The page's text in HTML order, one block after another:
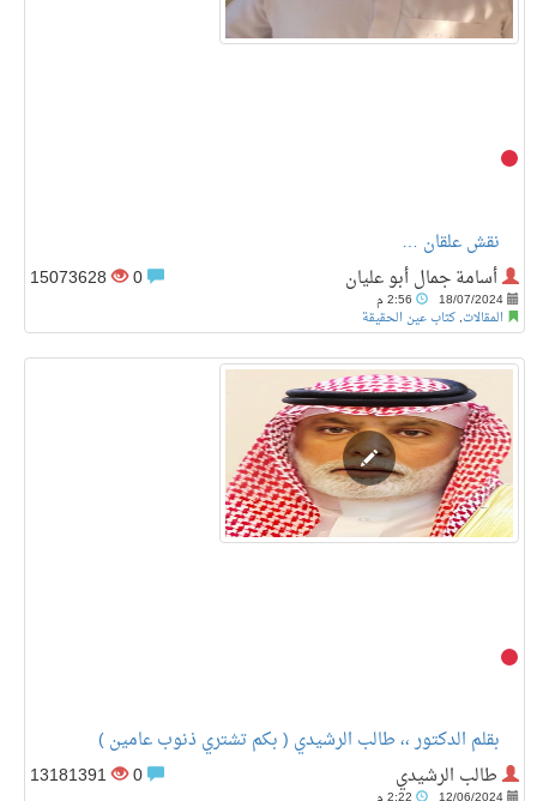
نقش علقان …
أسامة جمال أبو عليان
18/07/2024
المقالات, كتاب عين الحقيقة
15073628
بقلم الدكتور ،، طالب الرشيدي ( بكم تشتري ذنوب عامين )
طالب الرشيدي
13181391